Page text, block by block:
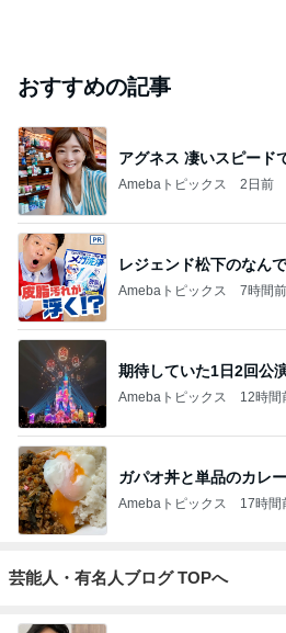
おすすめの記事
アグネス 凄いスピード
Amebaトピックス 2日前
レジェンド松下のなん
Amebaトピックス 7時間前
期待していた1日2回公
Amebaトピックス 12時間
ガパオ丼と単品のカレ
Amebaトピックス 17時間
芸能人・有名人ブログ TOPへ